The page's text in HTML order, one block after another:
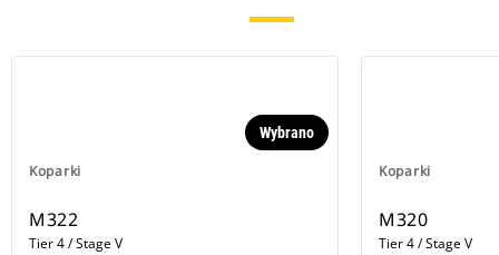
Koparki
Wybrano
M322
Tier 4 / Stage V
Koparki
M320
Tier 4 / Stage V